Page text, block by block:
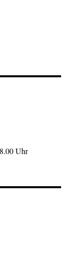
Uhr